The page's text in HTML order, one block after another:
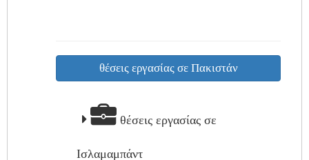
θέσεις εργασίας σε Πακιστάν
θέσεις εργασίας σε
Ισλαμαμπάντ